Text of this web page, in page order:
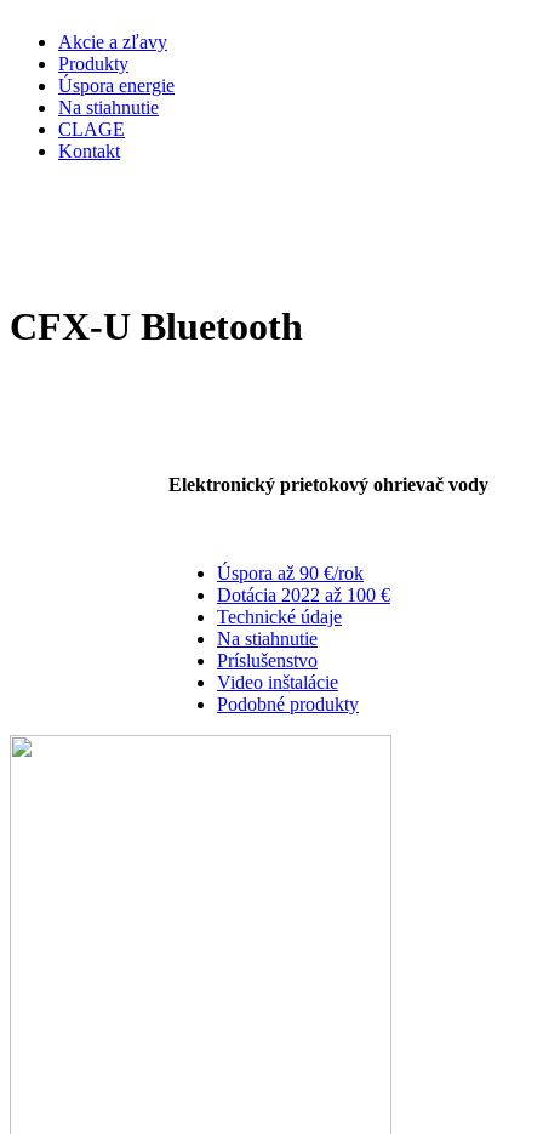
Akcie a zľavy
Produkty
Úspora energie
Na stiahnutie
CLAGE
Kontakt
CFX-U Bluetooth
Elektronický prietokový ohrievač vody
Úspora až 90 €/rok
Dotácia 2022 až 100 €
Technické údaje
Na stiahnutie
Príslušenstvo
Video inštalácie
Podobné produkty